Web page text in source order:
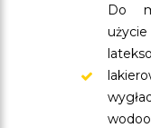
Do